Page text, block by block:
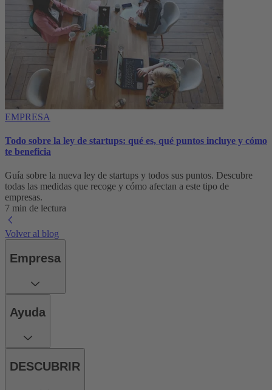
EMPRESA
Todo sobre la ley de startups: qué es, qué puntos incluye y cómo
te beneficia
Guía sobre la nueva ley de startups y todos sus puntos. Descubre
todas las medidas que recoge y cómo afectan a este tipo de
empresas.
7 min de lectura
Volver al blog
Empresa
Ayuda
DESCUBRIR